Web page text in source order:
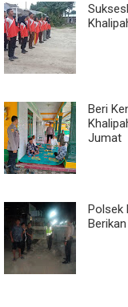
Beri
Jumat
Polsek